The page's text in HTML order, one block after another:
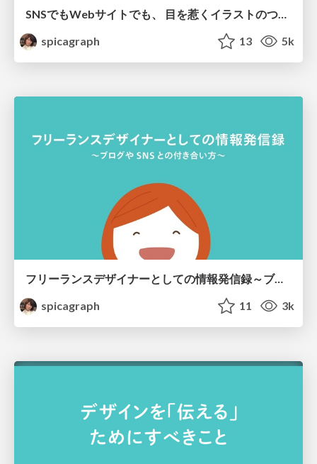
SNSでもWebサイトでも、 目を惹くイラストのつくり方
spicagraph
13 5k
フリーランスデザイナーとしての情報発信録～ブログやSNSとの付き合い方～
spicagraph
11 3k